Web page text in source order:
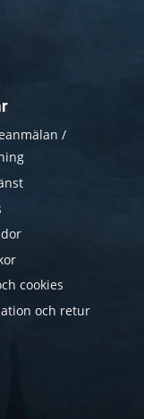
/
cookies
och retur